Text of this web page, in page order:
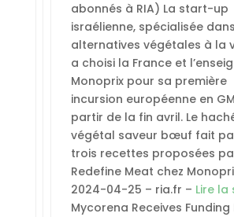
abonnés à RIA) La start-up
israélienne, spécialisée
alternatives végétales à la
a choisi la France et
Monoprix pour sa première
incursion européenne en
partir de la fin avril. Le
végétal saveur bœuf fait
trois recettes proposées
Redefine Meat chez
2024-04-25 – ria.fr – Lire la
Mycorena Receives Funding